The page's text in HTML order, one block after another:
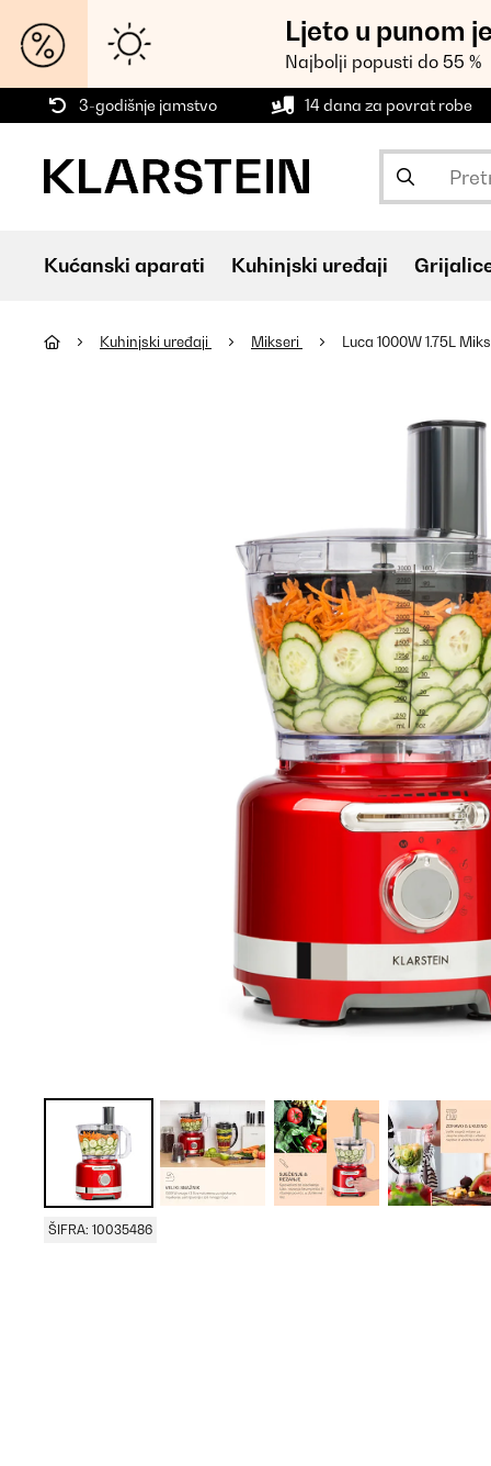
Ljeto u punom
Najbolji popusti do 55 %
3-godišnje jamstvo 14 dana za povrat robe
Kućanski aparati Kuhinjski uređaji
Kuhinjski uređaji Mikseri Luca 1000W 1.75L
ŠIFRA: 10035486